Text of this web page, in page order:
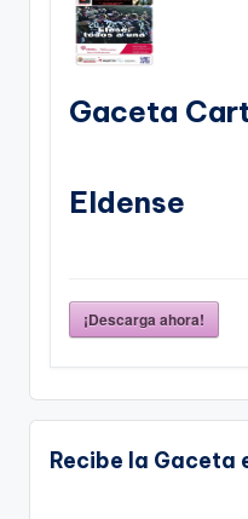
Gaceta
Eldense
¡Descarga ahora!
Recibe la Gaceta